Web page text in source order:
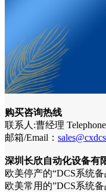
购买咨询热线
联系人:曹经理
邮箱/Email：
深圳长欣自动化设备有
欧美停产的“DCS系统
欧美常用的”DCS系统